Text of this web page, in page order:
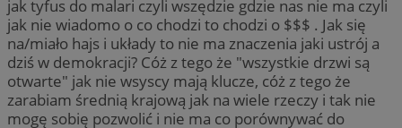
jak tyfus do malari czyli wszędzie gdzie nas nie ma czyli
jak nie wiadomo o co chodzi to chodzi o $$$ . Jak się
na/miało hajs i układy to nie ma znaczenia jaki ustrój a
dziś w demokracji? Cóż z tego że "wszystkie drzwi są
otwarte" jak nie wsyscy mają klucze, cóż z tego że
zarabiam średnią krajową jak na wiele rzeczy i tak nie
mogę sobię pozwolić i nie ma co porównywać do